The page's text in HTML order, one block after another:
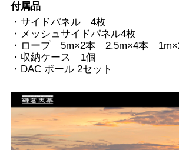
付属品
・サイドパネル 4枚
・メッシュサイドパネル4枚
・ロープ 5m×2本 2.5m×4本
・収納ケース 1個
・DAC ポール 2セット